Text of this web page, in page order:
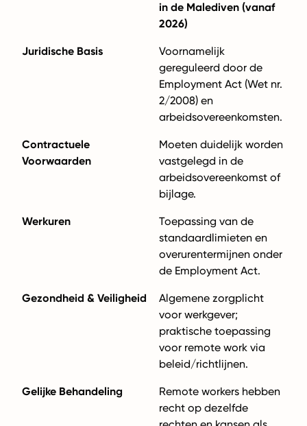
in de Malediven (vanaf
2026)
Juridische Basis
Voornamelijk
gereguleerd door de
Employment Act (Wet nr.
2/2008) en
arbeidsovereenkomsten.
Contractuele
Voorwaarden
Moeten duidelijk worden
vastgelegd in de
arbeidsovereenkomst of
bijlage.
Werkuren
Toepassing van de
standaardlimieten en
overurentermijnen onder
de Employment Act.
Gezondheid & Veiligheid
Algemene zorgplicht
voor werkgever;
praktische toepassing
voor remote work via
beleid/richtlijnen.
Gelijke Behandeling
Remote workers hebben
recht op dezelfde